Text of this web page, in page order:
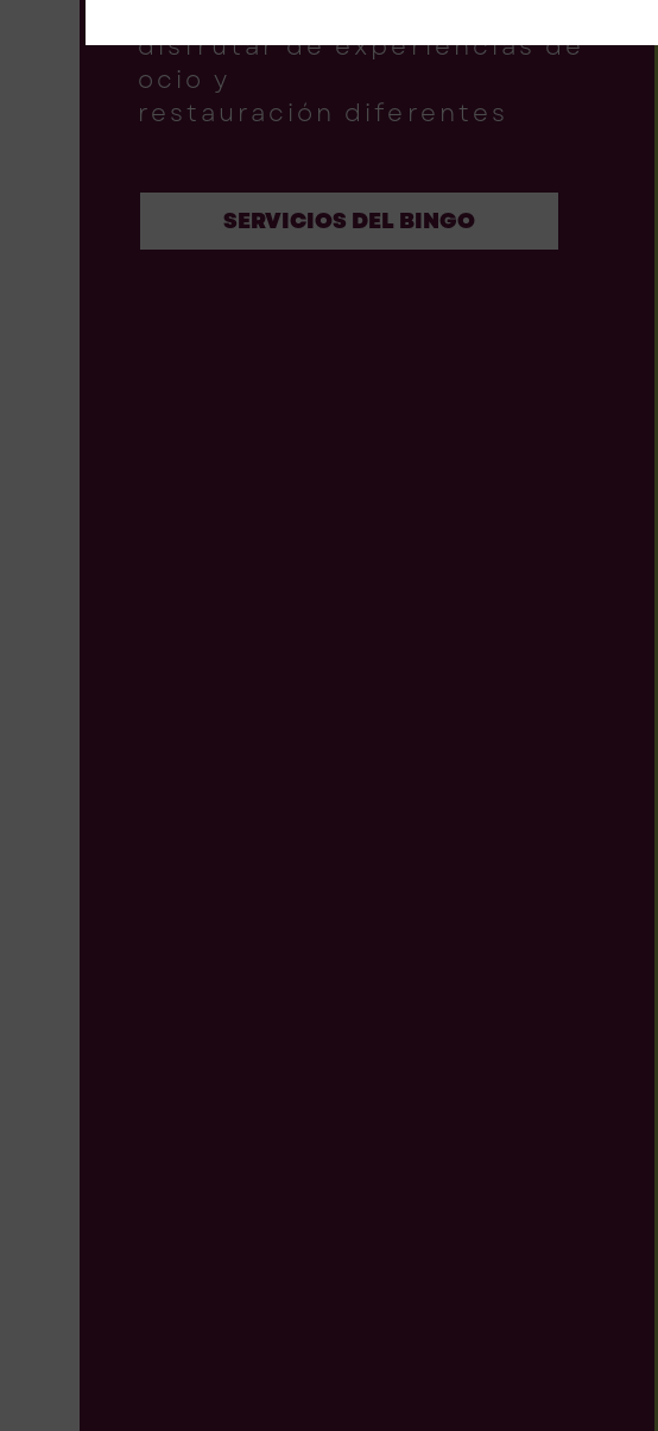
disfrutar de experiencias de
ocio y
restauración diferentes
SERVICIOS DEL BINGO